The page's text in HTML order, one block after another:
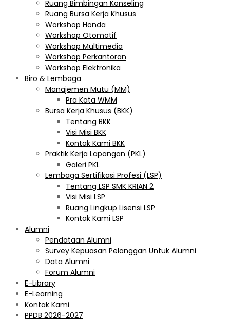
Ruang Bimbingan Konseling
Ruang Bursa Kerja Khusus
Workshop Honda
Workshop Otomotif
Workshop Multimedia
Workshop Perkantoran
Workshop Elektronika
Biro & Lembaga
Manajemen Mutu (MM)
Pra Kata WMM
Bursa Kerja Khusus (BKK)
Tentang BKK
Visi Misi BKK
Kontak Kami BKK
Praktik Kerja Lapangan (PKL)
Galeri PKL
Lembaga Sertifikasi Profesi (LSP)
Tentang LSP SMK KRIAN 2
Visi Misi LSP
Ruang Lingkup Lisensi LSP
Kontak Kami LSP
Alumni
Pendataan Alumni
Survey Kepuasan Pelanggan Untuk Alumni
Data Alumni
Forum Alumni
E-Library
E-Learning
Kontak Kami
PPDB 2026-2027